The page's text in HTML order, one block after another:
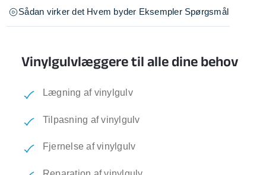
Sådan virker det Hvem byder Eksempler Spørgsmål
Vinylgulvlæggere til alle dine behov
Lægning af vinylgulv
Tilpasning af vinylgulv
Fjernelse af vinylgulv